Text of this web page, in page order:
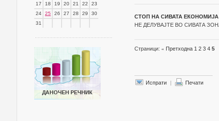
17
18 19 20 21 22
23
24
25 26 27 28 29
30
31
СТОП НА СИВАТА
НЕ ДЕЛУВАЈТЕ ВО СИВАТА ЗОНА!
Страници: « Претходна 1 2 3 4 5
Испрати | Печати